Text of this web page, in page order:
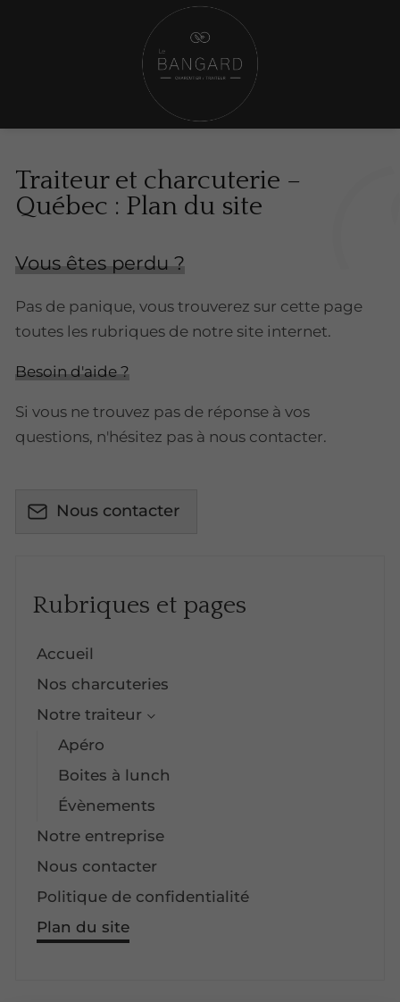
Traiteur et charcuterie –
Québec : Plan du site
Vous êtes perdu ?
Pas de panique, vous trouverez sur cette page
toutes les rubriques de notre site internet.​​
Besoin d'aide ?
Si vous ne trouvez pas de réponse à vos
questions, n'hésitez pas à nous contacter.
Nous contacter
Rubriques et pages
Accueil
Nos charcuteries
Notre traiteur
Apéro
Boites à lunch
Évènements
Notre entreprise
Nous contacter
Politique de confidentialité
Plan du site